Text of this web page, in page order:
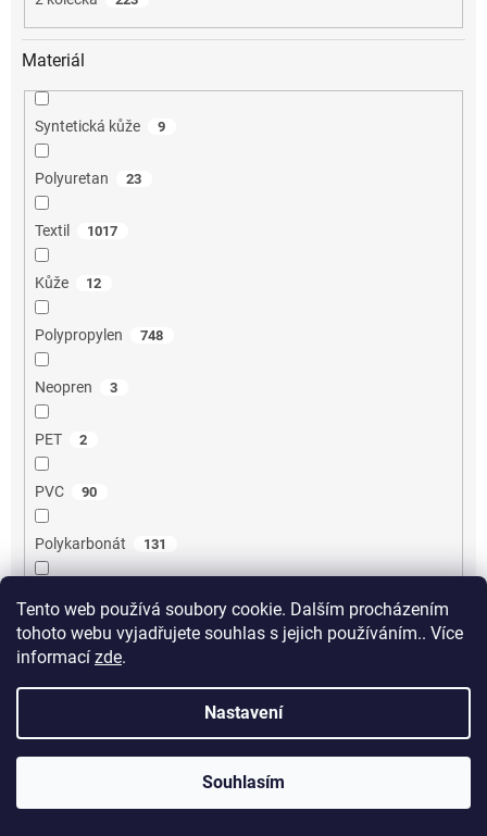
Tento web používá soubory cookie. Dalším procházením
tohoto webu vyjadřujete souhlas s jejich používáním.. Více
informací zde.
Nastavení
Souhlasím
Materiál
Syntetická kůže 9
Polyuretan 23
Textil 1017
Kůže 12
Polypropylen 748
Neopren 3
PET 2
PVC 90
Polykarbonát 131
ABS 212
Polyester 16
Aluminium 19